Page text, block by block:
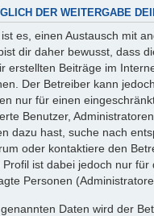
DER WEITERGABE
es, einen Austausch mit
dir daher bewusst, dass
erstellten Beiträge im
Der Betreiber kann
nur für einen
Benutzer,
dazu hast, suche nach
oder kontaktiere den
ist dabei jedoch nur für
Personen
Daten wird der